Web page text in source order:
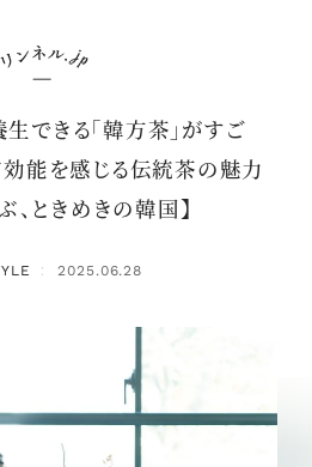
できる「韓方茶」がすご
能を感じる伝統茶の魅力
ときめきの韓国】
： 2025.06.28